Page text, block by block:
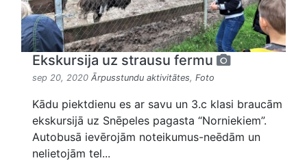
Ekskursija uz strausu fermu
sep 20, 2020 Ārpusstundu aktivitātes, Foto
Kādu piektdienu es ar savu un 3.c klasi braucām
ekskursijā uz Snēpeles pagasta “Norniekiem”.
Autobusā ievērojām noteikumus-neēdām un
nelietojām tel...